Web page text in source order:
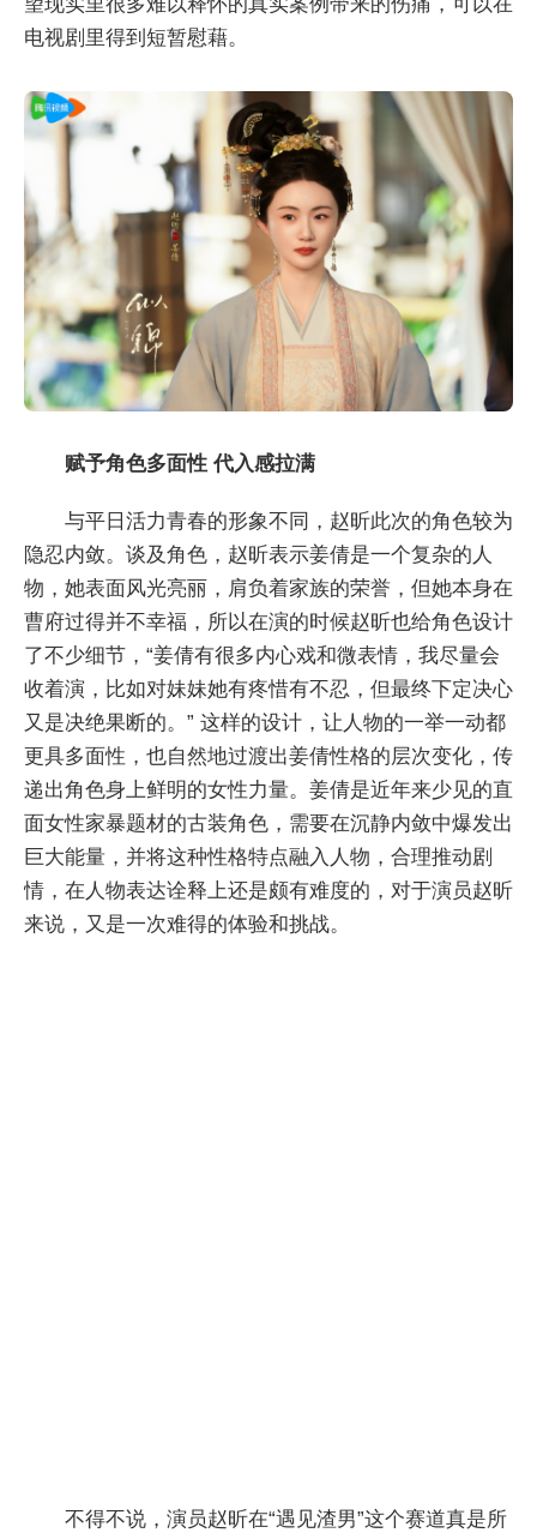
电视剧里得到短暂慰藉。
赋予角色多面性 代入感拉满
与平日活力青春的形象不同，赵昕此次的角色较为
隐忍内敛。谈及角色，赵昕表示姜倩是一个复杂的人
物，她表面风光亮丽，肩负着家族的荣誉，但她本身在
曹府过得并不幸福，所以在演的时候赵昕也给角色设计
了不少细节，“姜倩有很多内心戏和微表情，我尽量会
收着演，比如对妹妹她有疼惜有不忍，但最终下定决心
又是决绝果断的。” 这样的设计，让人物的一举一动都
更具多面性，也自然地过渡出姜倩性格的层次变化，传
递出角色身上鲜明的女性力量。姜倩是近年来少见的直
面女性家暴题材的古装角色，需要在沉静内敛中爆发出
巨大能量，并将这种性格特点融入人物，合理推动剧
情，在人物表达诠释上还是颇有难度的，对于演员赵昕
来说，又是一次难得的体验和挑战。
不得不说，演员赵昕在“遇见渣男”这个赛道真是所